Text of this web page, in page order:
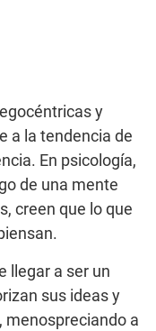
y
a la tendencia de
En psicología,
de una mente
creen que lo que
llegar a ser un
sus ideas y
menospreciando a